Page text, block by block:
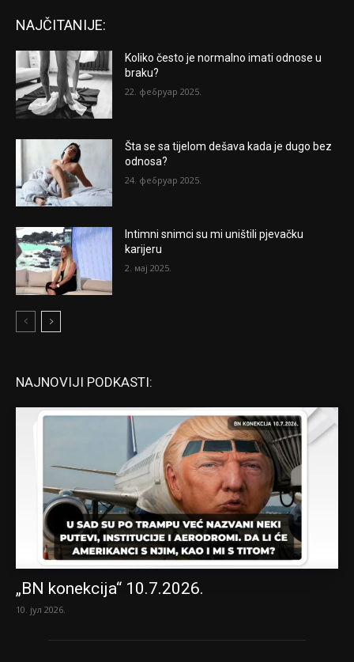
NAJČITANIJE:
Koliko često je normalno imati odnose u
braku?
22. фебруар 2025.
Šta se sa tijelom dešava kada je dugo bez
odnosa?
24. фебруар 2025.
Intimni snimci su mi uništili pjevačku
karijeru
2. мај 2025.
NAJNOVIJI PODKASTI:
„BN konekcija“ 10.7.2026.
10. јул 2026.